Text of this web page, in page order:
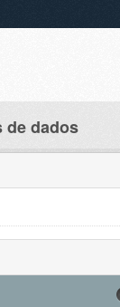
de dados